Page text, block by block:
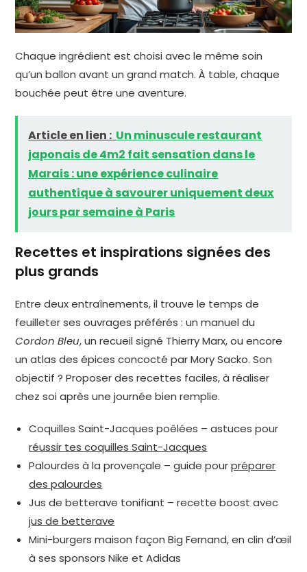
Chaque ingrédient est choisi avec le même soin
qu’un ballon avant un grand match. À table, chaque
bouchée peut être une aventure.
Article en lien : Un minuscule restaurant
japonais de 4m2 fait sensation dans le
Marais : une expérience culinaire
authentique à savourer uniquement deux
jours par semaine à Paris
Recettes et inspirations signées des
plus grands
Entre deux entraînements, il trouve le temps de
feuilleter ses ouvrages préférés : un manuel du
Cordon Bleu, un recueil signé Thierry Marx, ou encore
un atlas des épices concocté par Mory Sacko. Son
objectif ? Proposer des recettes faciles, à réaliser
chez soi après une journée bien remplie.
Coquilles Saint-Jacques poêlées – astuces pour
réussir tes coquilles Saint-Jacques
Palourdes à la provençale – guide pourpréparer
des palourdes
Jus de betterave tonifiant – recette boost avec
jus de betterave
Mini-burgers maison façon Big Fernand, en clin d’œil
à ses sponsors Nike et Adidas